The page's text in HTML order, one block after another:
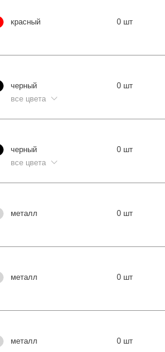
красный 0 шт
черный
все цвета
0 шт
черный
все цвета
0 шт
металл 0 шт
металл 0 шт
металл 0 шт